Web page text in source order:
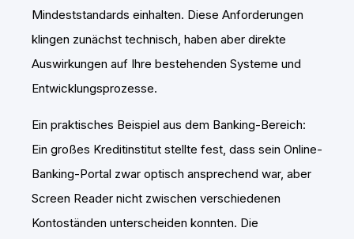
Mindeststandards einhalten. Diese Anforderungen
klingen zunächst technisch, haben aber direkte
Auswirkungen auf Ihre bestehenden Systeme und
Entwicklungsprozesse.
Ein praktisches Beispiel aus dem Banking-Bereich:
Ein großes Kreditinstitut stellte fest, dass sein Online-
Banking-Portal zwar optisch ansprechend war, aber
Screen Reader nicht zwischen verschiedenen
Kontoständen unterscheiden konnten. Die